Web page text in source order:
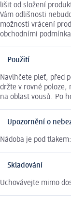
lišit od složení
Vám odlišnosti
možnosti vrácení
obchodními
Použití
Navlhčete pleť, před
držte v rovné poloze,
na oblast vousů. Po
Upozornění o
Nádoba je pod
Skladování
Uchovávejte mimo